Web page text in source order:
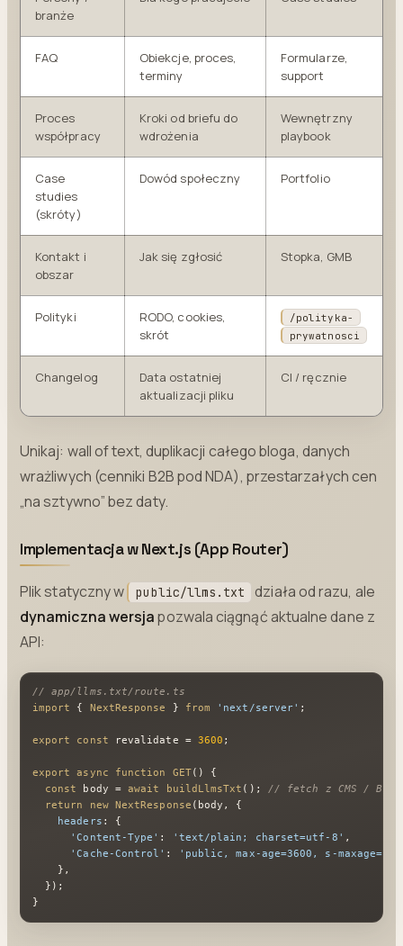
branże
FAQ
Obiekcje, proces,
terminy
Formularze,
support
Proces
współpracy
Kroki od briefu do
wdrożenia
Wewnętrzny
playbook
Case
studies
(skróty)
Dowód społeczny Portfolio
Kontakt i
obszar
Jak się zgłosić Stopka, GMB
Polityki
RODO, cookies,
skrót
/polityka-
prywatnosci
Changelog
Data ostatniej
aktualizacji pliku
CI / ręcznie
Unikaj: wall of text, duplikacji całego bloga, danych
wrażliwych (cenniki B2B pod NDA), przestarzałych cen
„na sztywno” bez daty.
Implementacja w Next.js (App Router)
Plik statyczny w public/llms.txt
działa od razu, ale
dynamiczna wersjapozwala ciągnąć aktualne dane z
API:
// app/llms.txt/route.ts
import { NextResponse } from 'next/server' ;
export const revalidate = 3600 ;
export async function GET( ) {
const
body = await buildLlmsTxt (); // fetch z CMS /
return
new NextResponse (body, {
headers : {
'Content-Type' : 'text/plain; charset=utf-8' ,
'Cache-Control' :
'public, max-age=3600, s-
    },
  });
}